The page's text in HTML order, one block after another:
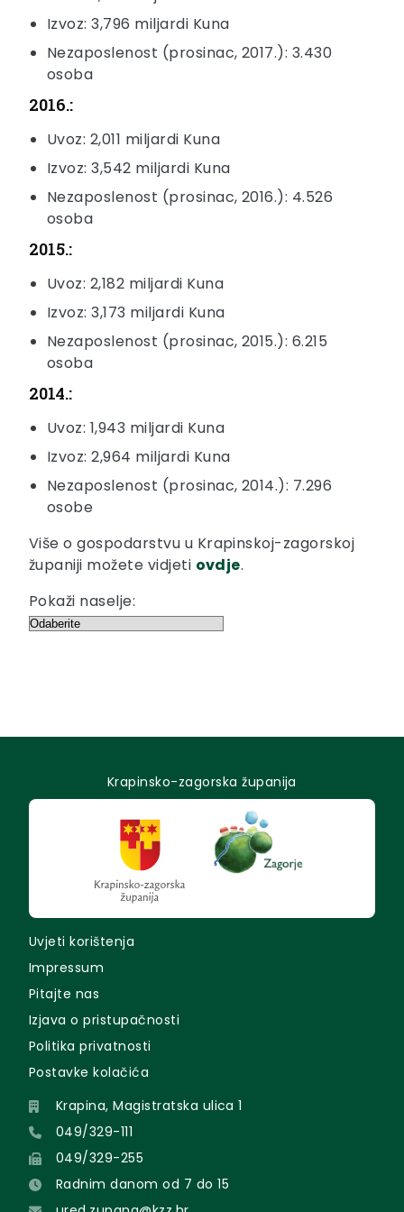
Izvoz: 3,796 miljardi Kuna
Nezaposlenost (prosinac, 2017.): 3.430
osoba
2016.:
Uvoz: 2,011 miljardi Kuna
Izvoz: 3,542 miljardi Kuna
Nezaposlenost (prosinac, 2016.): 4.526
osoba
2015.:
Uvoz: 2,182 miljardi Kuna
Izvoz: 3,173 miljardi Kuna
Nezaposlenost (prosinac, 2015.): 6.215
osoba
2014.:
Uvoz: 1,943 miljardi Kuna
Izvoz: 2,964 miljardi Kuna
Nezaposlenost (prosinac, 2014.): 7.296
osobe
Više o gospodarstvu u Krapinskoj-zagorskoj
županiji možete vidjeti ovdje.
Pokaži naselje:
Krapinsko-zagorska županija
Uvjeti korištenja
Impressum
Pitajte nas
Izjava o pristupačnosti
Politika privatnosti
Postavke kolačića
Krapina, Magistratska ulica 1
049/329-111
049/329-255
Radnim danom od 7 do 15